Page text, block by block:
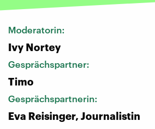
Moderatorin:
Ivy Nortey
Gesprächspartner:
Timo
Gesprächspartnerin:
Eva Reisinger, Journalistin